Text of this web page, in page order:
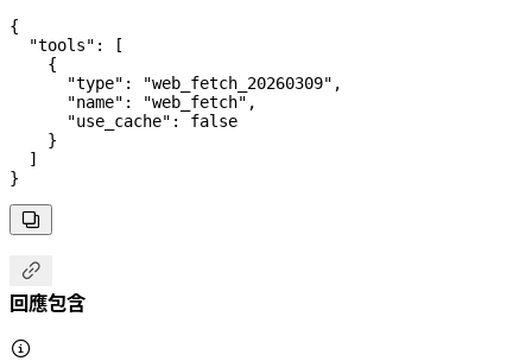
{
  "tools"
: [
    {
      "type"
: "web_fetch_20260309" ,
      "name"
: "web_fetch" ,
      "use_cache"
: false
    }
  ]
}


回應包含
